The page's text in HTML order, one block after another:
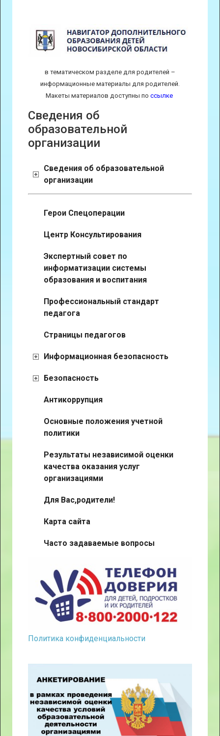
в тематическом разделе для родителей –
информационные материалы для родителей.
Макеты материалов доступны по ссылке
Сведения об
образовательной
организации
Сведения об образовательной
организации
Герои Спецоперации
Центр Консультирования
Экспертный совет по
информатизации системы
образования и воспитания
Профессиональный стандарт
педагога
Страницы педагогов
Информационная безопасность
Безопасность
Антикоррупция
Основные положения учетной
политики
Результаты независимой оценки
качества оказания услуг
организациями
Для Вас,родители!
Карта сайта
Часто задаваемые вопросы
Политика конфиденциальности